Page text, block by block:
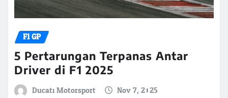
F1 GP
5 Pertarungan Terpanas Antar
Driver di F1 2025
Ducati Motorsport Nov 7, 2025